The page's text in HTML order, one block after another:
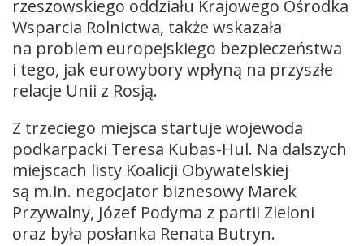
rzeszowskiego oddziału Krajowego Ośrodka
Wsparcia Rolnictwa, także wskazała
na problem europejskiego bezpieczeństwa
i tego, jak eurowybory wpłyną na przyszłe
relacje Unii z Rosją.
Z trzeciego miejsca startuje wojewoda
podkarpacki Teresa Kubas-Hul. Na dalszych
miejscach listy Koalicji Obywatelskiej
są m.in. negocjator biznesowy Marek
Przywalny, Józef Podyma z partii Zieloni
oraz była posłanka Renata Butryn.